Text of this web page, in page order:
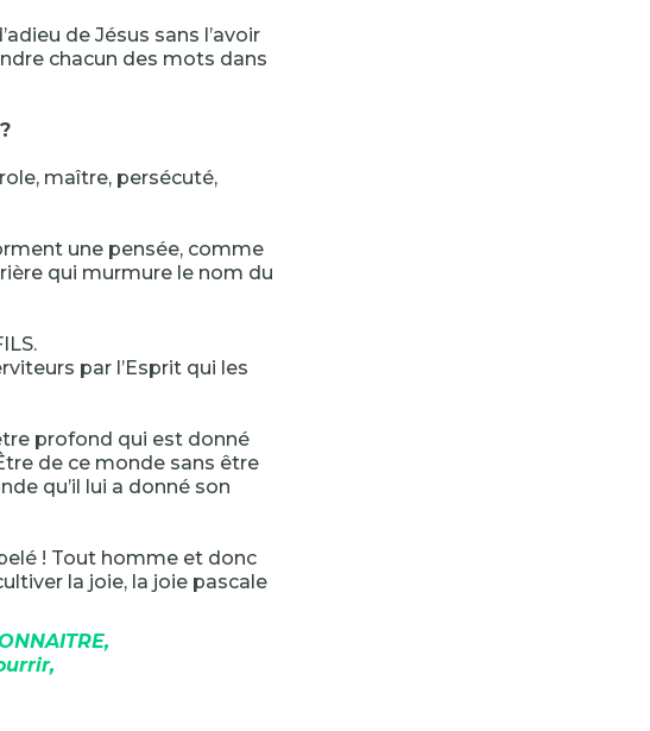
de Jésus sans l’avoir
chacun des mots dans
maître, persécuté,
une pensée, comme
qui murmure le nom du
par l’Esprit qui les
profond qui est donné
de ce monde sans être
qu’il lui a donné son
! Tout homme et donc
la joie, la joie pascale